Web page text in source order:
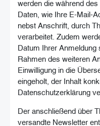
werden die während
Daten, wie Ihre E-Mail-
nebst Anschrift, durch
verarbeitet. Zudem
Datum Ihrer Anmeldung
Rahmen des weiteren
Einwilligung in die
eingeholt, der Inhalt
Datenschutzerklärung
Der anschließend über
versandte Newsletter